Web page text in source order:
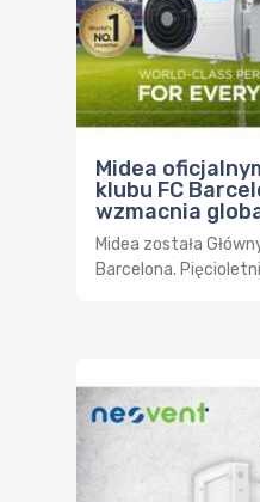
Midea
klubu FC
wzmacnia
Midea została
Barcelona.